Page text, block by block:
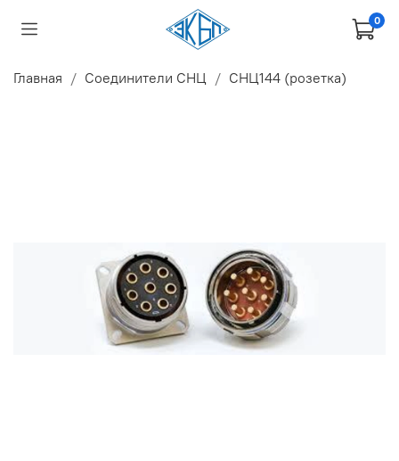
0
Главная Соединители СНЦ СНЦ144 (розетка)